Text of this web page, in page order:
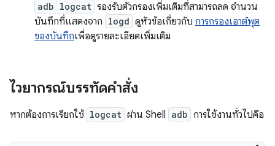
adb logcat รองรับตัวกรองเพิ่มเติมที่สามารถลด จำนวน
บันทึกที่แสดงจาก logd ดูหัวข้อเกี่ยวกับ การกรองเอาต์พุต
ของบันทึกเพื่อดูรายละเอียดเพิ่มเติม
ไวยากรณ์บรรทัดคำสั่ง
หากต้องการเรียกใช้ logcat ผ่าน Shell adb การใช้งานทั่วไปคือ